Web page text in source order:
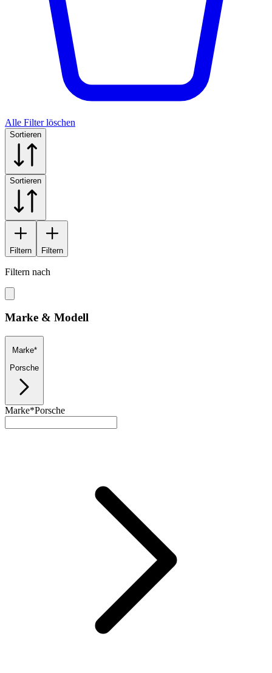
Alle Filter löschen
Sortieren
Sortieren
Filtern Filtern
Filtern nach
Marke & Modell
Marke*
Porsche
Marke*Porsche